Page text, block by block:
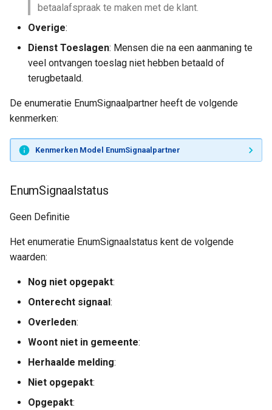
betaalafspraak te maken met de klant.
Overige:
Dienst Toeslagen: Mensen die na een aanmaning te
veel ontvangen toeslag niet hebben betaald of
terugbetaald.
De enumeratie EnumSignaalpartner heeft de volgende
kenmerken:
Kenmerken Model EnumSignaalpartner
EnumSignaalstatus
Geen Definitie
Het enumeratie EnumSignaalstatus kent de volgende
waarden:
Nog niet opgepakt:
Onterecht signaal:
Overleden:
Woont niet in gemeente:
Herhaalde melding:
Niet opgepakt:
Opgepakt: